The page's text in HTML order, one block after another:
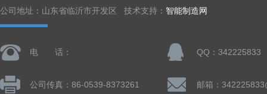
公司地址：山东省临沂市开发区 技术支持： 智能制造网
电 话： QQ：342225833
公司传真：86-0539-8373261 邮箱：